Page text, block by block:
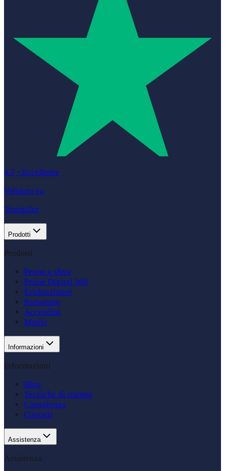
4.7 · Eccellente
Valutato su
Trustpilot
Prodotti
Prodotti
Penne a sfera
Penne Digital 360
Evidenziatori
Portamine
Accendini
Matite
Informazioni
Informazioni
Blog
Tecniche di stampa
Consulenza
Contatti
Assistenza
Assistenza